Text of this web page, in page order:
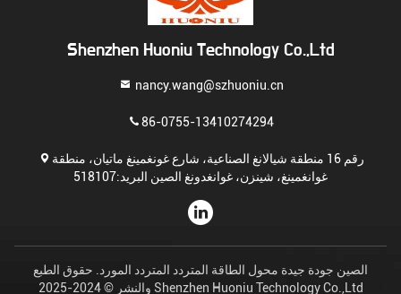
Shenzhen Huoniu Technology Co.,Ltd
nancy.wang@szhuoniu.cn
86-0755-13410274294
رقم 16 منطقة شيالانغ الصناعية، شارع غونغمينغ ماتيان، منطقة
غوانغمينغ، شينزن، غوانغدونغ الصين البريد:518107
الصين جودة جيدة محول الطاقة المتردد المتردد المورد. حقوق الطبع
والنشر © 2024-2025 Shenzhen Huoniu Technology Co.,Ltd